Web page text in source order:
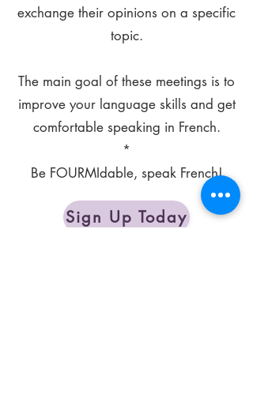
exchange their opinions on a specific
topic.
The main goal of these meetings is to
improve your language skills and get
comfortable speaking in French.
*
Be FOURMIdable, speak French!
Sign Up Today